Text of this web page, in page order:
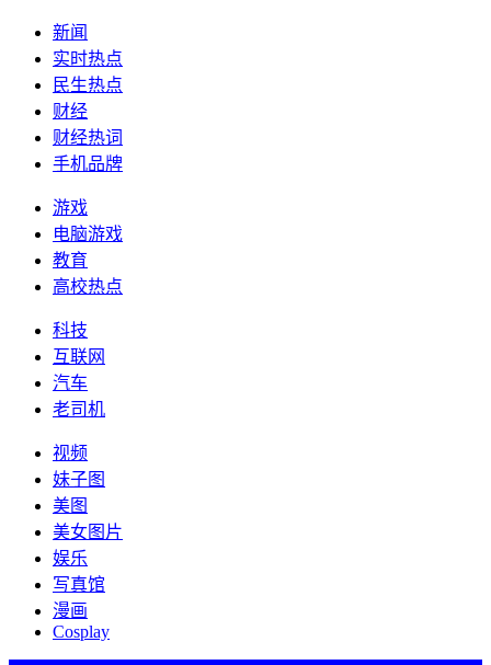
新闻
实时热点
民生热点
财经
财经热词
手机品牌
游戏
电脑游戏
教育
高校热点
科技
互联网
汽车
老司机
视频
妹子图
美图
美女图片
娱乐
写真馆
漫画
Cosplay